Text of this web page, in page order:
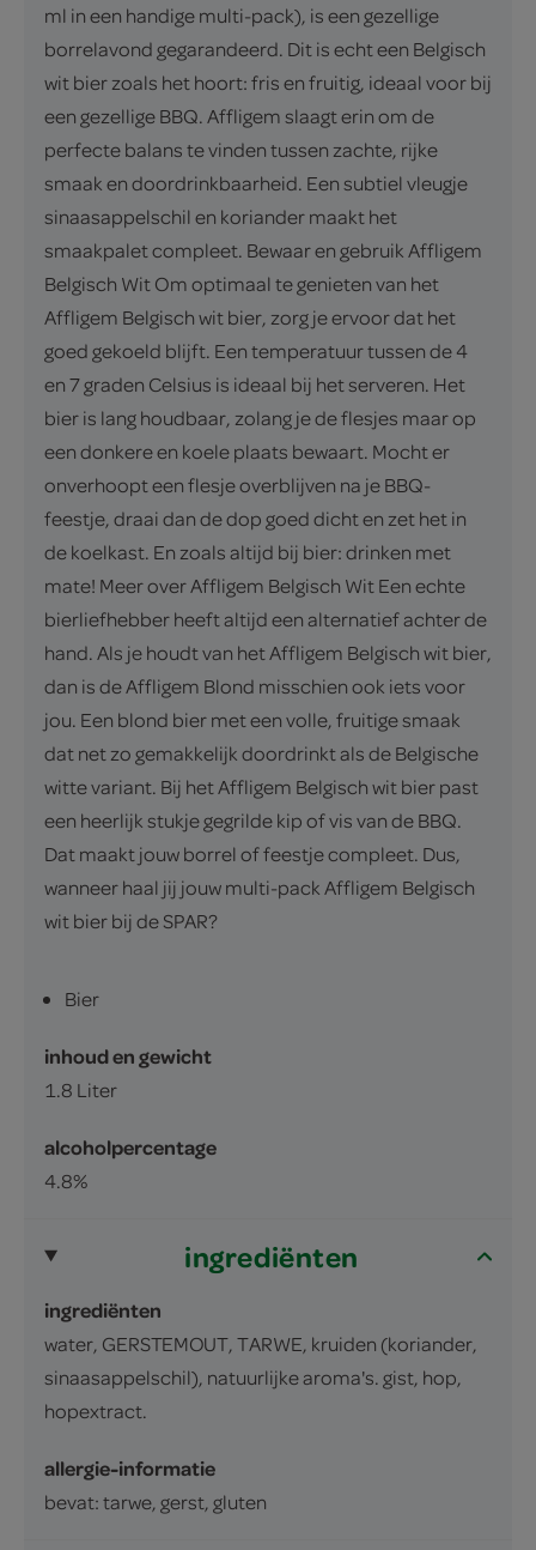
ml in een handige multi-pack), is een gezellige
borrelavond gegarandeerd. Dit is echt een Belgisch
wit bier zoals het hoort: fris en fruitig, ideaal voor bij
een gezellige BBQ. Affligem slaagt erin om de
perfecte balans te vinden tussen zachte, rijke
smaak en doordrinkbaarheid. Een subtiel vleugje
sinaasappelschil en koriander maakt het
smaakpalet compleet. Bewaar en gebruik Affligem
Belgisch Wit Om optimaal te genieten van het
Affligem Belgisch wit bier, zorg je ervoor dat het
goed gekoeld blijft. Een temperatuur tussen de 4
en 7 graden Celsius is ideaal bij het serveren. Het
bier is lang houdbaar, zolang je de flesjes maar op
een donkere en koele plaats bewaart. Mocht er
onverhoopt een flesje overblijven na je BBQ-
feestje, draai dan de dop goed dicht en zet het in
de koelkast. En zoals altijd bij bier: drinken met
mate! Meer over Affligem Belgisch Wit Een echte
bierliefhebber heeft altijd een alternatief achter de
hand. Als je houdt van het Affligem Belgisch wit bier,
dan is de Affligem Blond misschien ook iets voor
jou. Een blond bier met een volle, fruitige smaak
dat net zo gemakkelijk doordrinkt als de Belgische
witte variant. Bij het Affligem Belgisch wit bier past
een heerlijk stukje gegrilde kip of vis van de BBQ.
Dat maakt jouw borrel of feestje compleet. Dus,
wanneer haal jij jouw multi-pack Affligem Belgisch
wit bier bij de SPAR?
Bier
inhoud en gewicht
1.8 Liter
alcoholpercentage
4.8%
ingrediënten
ingrediënten
water, GERSTEMOUT, TARWE, kruiden (koriander,
sinaasappelschil), natuurlijke aroma's. gist, hop,
hopextract.
allergie-informatie
bevat: tarwe, gerst, gluten